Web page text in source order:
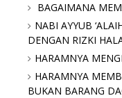
BAGAIMANA
NABI AYYUB
DENGAN RIZKI
HARAMNYA
HARAMNYA
BUKAN BARANG